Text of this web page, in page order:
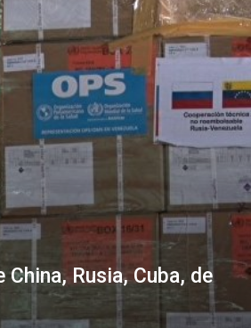
Rusia, Cuba, de